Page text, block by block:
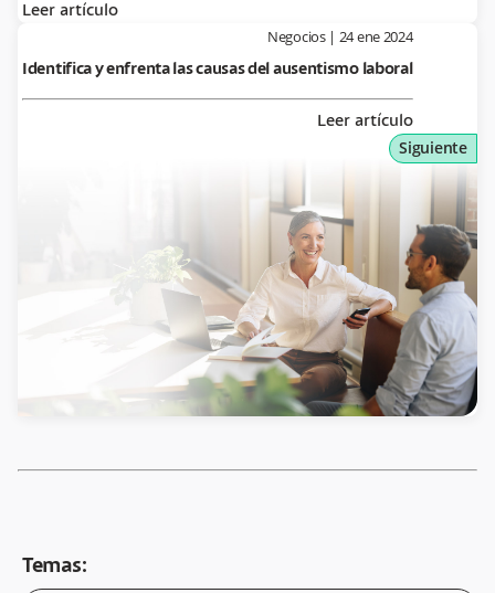
Leer artículo
Siguiente
Negocios| 24 ene 2024
Identifica y enfrenta las causas del ausentismo laboral
Leer artículo
Temas: